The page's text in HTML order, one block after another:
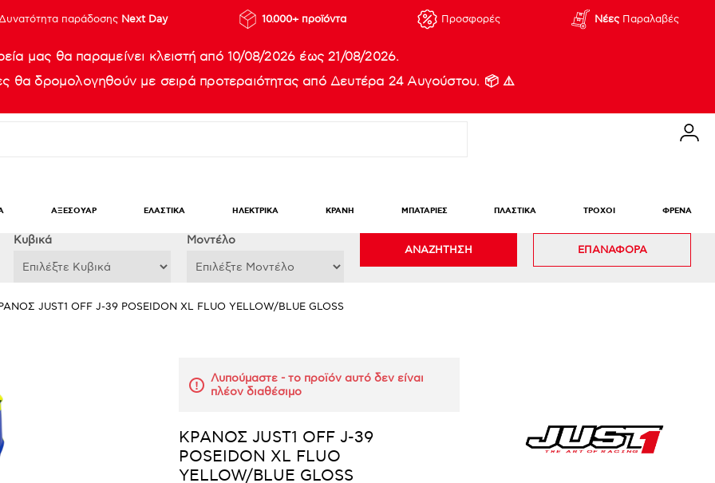
παράδοσης Next Day 10.000+ προϊόντα Προσφορές ΝέεςΠαραλαβές
μας θα παραμείνει κλειστή από 10/08/2026 έως 21/08/2026.
θα δρομολογηθούν με σειρά προτεραιότητας από Δευτέρα 24 Αυγούστου. 📦 ⚠️
ΑΞΕΣΟΥΑΡ ΕΛΑΣΤΙΚΑ ΗΛΕΚΤΡΙΚΑ ΚΡΑΝΗ ΜΠΑΤΑΡΙΕΣ ΠΛΑΣΤΙΚΑ ΤΡΟΧΟΙ ΦΡΕΝΑ
Κυβικά Μοντέλο
ΑΝΑΖΗΤΗΣΗ ΕΠΑΝΑΦΟΡΑ
JUST1 OFF J-39 POSEIDON XL FLUO YELLOW/BLUE GLOSS
Λυπούμαστε - το προϊόν αυτό δεν είναι
πλέον διαθέσιμο
ΚΡΑΝΟΣ JUST1 OFF J-39
POSEIDON XL FLUO
YELLOW/BLUE GLOSS